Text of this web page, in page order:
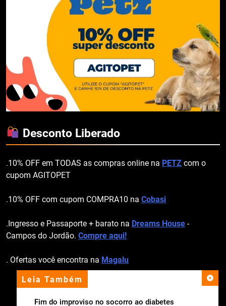
Leia Também
Fim do improviso no socorro ao diabetes
Desconto Liberado
.10% OFF em TODAS as compras online na PETZ com o
cupom AGITOPET
.10% OFF com cupom COMPRA10 na Cobasi
.Ingresso e Passaporte + barato na Dreams House -
Campos do Jordão. Compre aqui!
. Ofertas você encontra na Magalu
apoio institucional